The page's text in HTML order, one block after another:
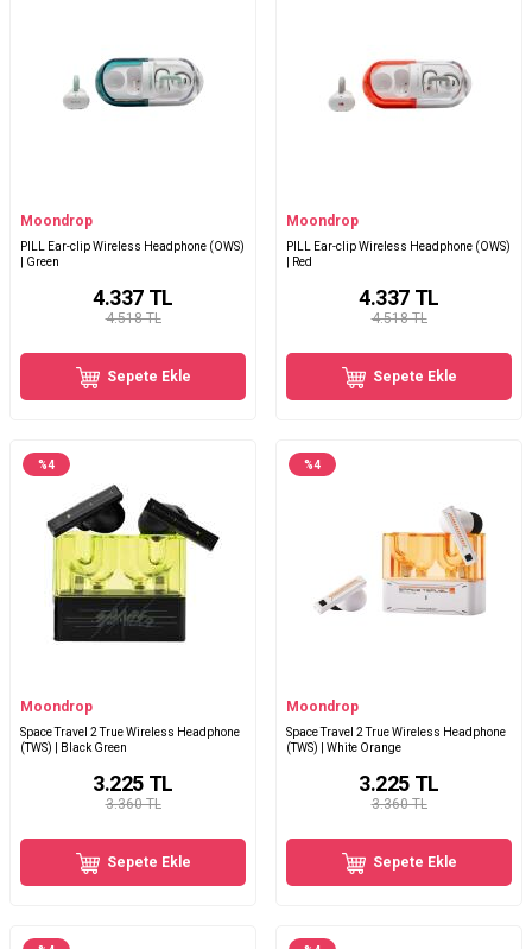
Moondrop
PILL Ear-clip Wireless Headphone (OWS)
| Green
4.518 TL
4.337 TL
Sepete Ekle
Moondrop
PILL Ear-clip Wireless Headphone (OWS)
| Red
4.518 TL
4.337 TL
Sepete Ekle
%4
Moondrop
Space Travel 2 True Wireless Headphone
(TWS) | Black Green
3.360 TL
3.225 TL
Sepete Ekle
%4
Moondrop
Space Travel 2 True Wireless Headphone
(TWS) | White Orange
3.360 TL
3.225 TL
Sepete Ekle